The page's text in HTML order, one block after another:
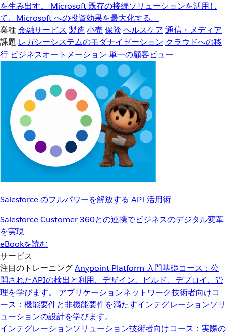
を生み出す。
Microsoft 既存の接続ソリューションを活用し
て、Microsoft への投資効果を最大化する。
業種金融サービス 製造 小売 保険 ヘルスケア 通信・メディア
課題 レガシーシステムのモダナイゼーション クラウドへの移
行 ビジネスオートメーション 単一の顧客ビュー
Salesforce のフルパワーを解放する API 活用術
Salesforce Customer 360との連携でビジネスのデジタル変革
を実現
eBookを読む
サービス
注目のトレーニングAnypoint Platform 入門基礎コース：公
開されたAPIの検出と利用、デザイン、ビルド、デプロイ、管
理を学びます。
アプリケーションネットワーク技術者向けコ
ース：機能要件と非機能要件を満たすインテグレーションソリ
ューションの設計を学びます。
インテグレーションソリューション技術者向けコース：実際の